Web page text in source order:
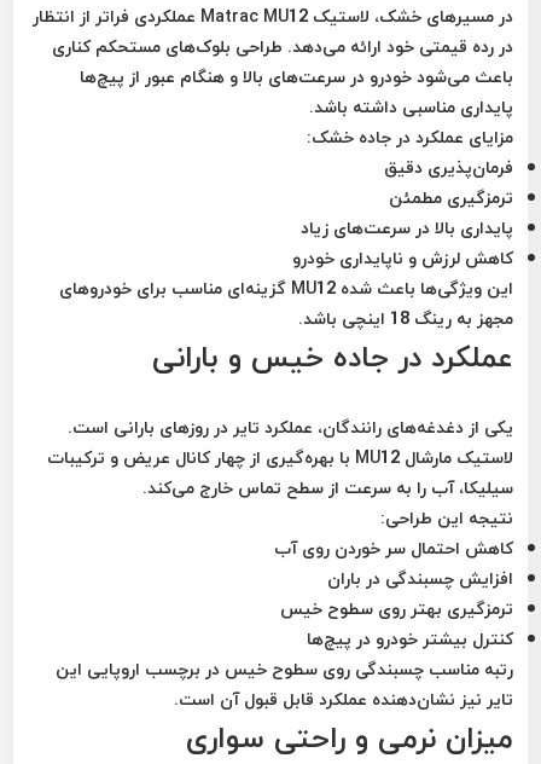
در مسیرهای خشک، لاستیک Matrac MU12 عملکردی فراتر از انتظار
در رده قیمتی خود ارائه می‌دهد. طراحی بلوک‌های مستحکم کناری
باعث می‌شود خودرو در سرعت‌های بالا و هنگام عبور از پیچ‌ها
پایداری مناسبی داشته باشد.
مزایای عملکرد در جاده خشک:
فرمان‌پذیری دقیق
ترمزگیری مطمئن
پایداری بالا در سرعت‌های زیاد
کاهش لرزش و ناپایداری خودرو
این ویژگی‌ها باعث شده MU12 گزینه‌ای مناسب برای خودروهای
مجهز به رینگ 18 اینچی باشد.
عملکرد در جاده خیس و بارانی
یکی از دغدغه‌های رانندگان، عملکرد تایر در روزهای بارانی است.
لاستیک مارشال MU12 با بهره‌گیری از چهار کانال عریض و ترکیبات
سیلیکا، آب را به سرعت از سطح تماس خارج می‌کند.
نتیجه این طراحی:
کاهش احتمال سر خوردن روی آب
افزایش چسبندگی در باران
ترمزگیری بهتر روی سطوح خیس
کنترل بیشتر خودرو در پیچ‌ها
رتبه مناسب چسبندگی روی سطوح خیس در برچسب اروپایی این
تایر نیز نشان‌دهنده عملکرد قابل قبول آن است.
میزان نرمی و راحتی سواری